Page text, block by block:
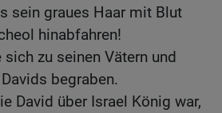
sein graues Haar mit Blut
hinabfahren!
sich zu seinen Vätern und
begraben.
David über Israel König war,